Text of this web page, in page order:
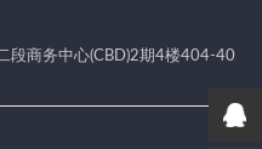
段商务中心(CBD)2期4楼404-40